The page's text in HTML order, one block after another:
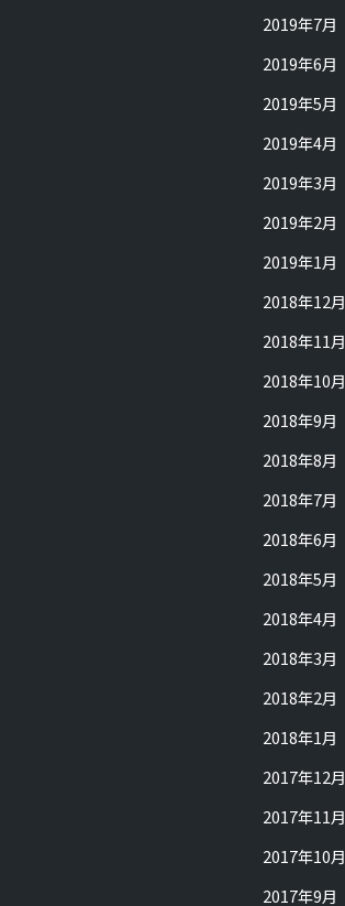
2019年7月
2019年6月
2019年5月
2019年4月
2019年3月
2019年2月
2019年1月
2018年12月
2018年11月
2018年10月
2018年9月
2018年8月
2018年7月
2018年6月
2018年5月
2018年4月
2018年3月
2018年2月
2018年1月
2017年12月
2017年11月
2017年10月
2017年9月